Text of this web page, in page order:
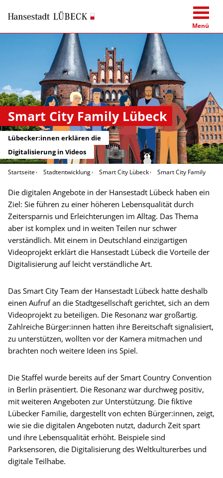
Menü
Smart City Family Lübeck
Lübecker:innen erklären die
Digitalisierung in Videos
Startseite Stadtentwicklung Smart City Lübeck Smart City Family
Die digitalen Angebote in der Hansestadt Lübeck haben ein
Ziel: Sie führen zu einer höheren Lebensqualität durch
Zeitersparnis und Erleichterungen im Alltag. Das Thema
aber ist komplex und in weiten Teilen nur schwer
verständlich. Mit einem in Deutschland einzigartigen
Videoprojekt erklärt die Hansestadt Lübeck die Vorteile der
Digitalisierung auf leicht verständliche Art.
Das Smart City Team der Hansestadt Lübeck hatte deshalb
einen Aufruf an die Stadtgesellschaft gerichtet, sich an dem
Videoprojekt zu beteiligen. Die Resonanz war großartig.
Zahlreiche Bürger:innen hatten ihre Bereitschaft signalisiert,
zu unterstützen, wollten vor der Kamera mitmachen und
brachten noch weitere Ideen ins Spiel.
Die Staffel wurde bereits auf der Smart Country Convention
in Berlin präsentiert. Die Resonanz war durchweg positiv,
mit weiteren Angeboten zur Unterstützung. Die fiktive
Lübecker Familie, dargestellt von echten Bürger:innen, zeigt,
wie sie die digitalen Angeboten nutzt, dadurch Zeit spart
und ihre Lebensqualität erhöht. Beispiele sind
Parksensoren, die Digitalisierung des Weltkulturerbes und
digitale Teilhabe.